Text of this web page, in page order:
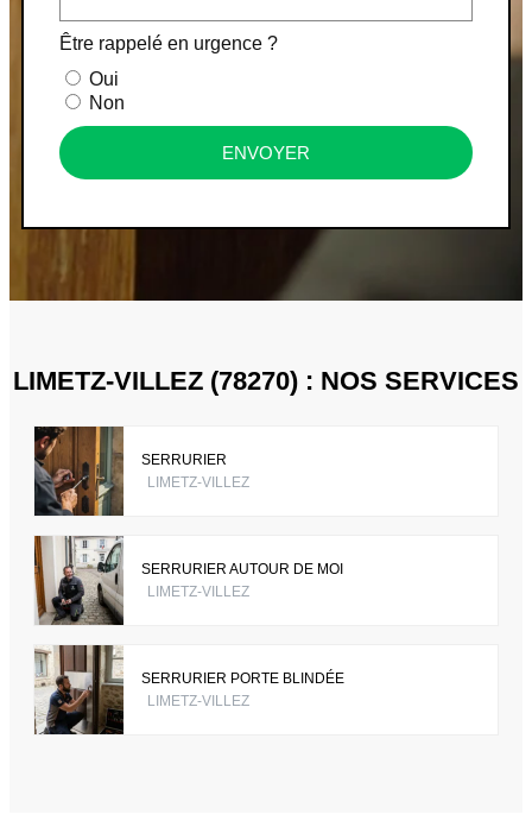
Être rappelé en urgence ?
Oui
Non
ENVOYER
LIMETZ-VILLEZ (78270) : NOS SERVICES
SERRURIER
LIMETZ-VILLEZ
SERRURIER AUTOUR DE MOI
LIMETZ-VILLEZ
SERRURIER PORTE BLINDÉE
LIMETZ-VILLEZ